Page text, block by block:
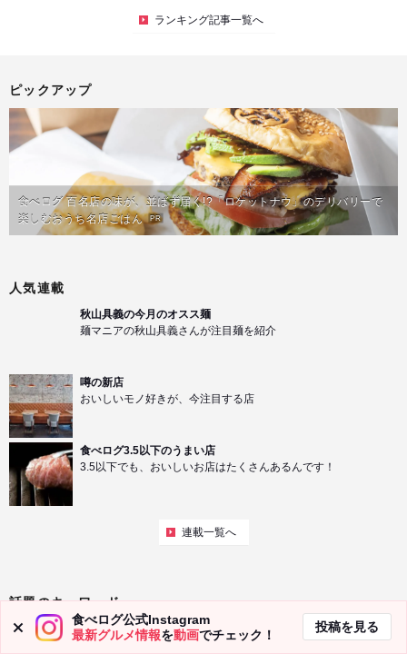
ランキング記事一覧へ
ピックアップ
食べログ 百名店の味が、並ばず届く!?「ロケットナウ」のデリバリーで
楽しむおうち名店ごはん PR
人気連載
秋山具義の今月のオスス麺
麺マニアの秋山具義さんが注目麺を紹介
噂の新店
おいしいモノ好きが、今注目する店
食べログ3.5以下のうまい店
3.5以下でも、おいしいお店はたくさんあるんです！
連載一覧へ
話題のキーワード
カフェ 日本料理 フレンチ 焼き鳥
食べログ公式Instagram
最新グルメ情報を動画でチェック！
投稿を見る